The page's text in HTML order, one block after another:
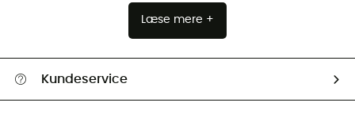
Læse mere +
Kundeservice